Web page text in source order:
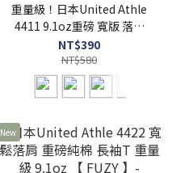
重量級！日本United Athle
4411 9.1oz重磅 寬版 落肩
素面短T【 FUZY 】-
UA4411
NT$390
NT$580
New